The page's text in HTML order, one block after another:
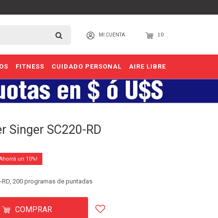
FITNESS CUIDADO PERSONAL AIRE LIBRE
$ 0
Singer SC220-RD
10
200 programas de puntadas
COMPRAR